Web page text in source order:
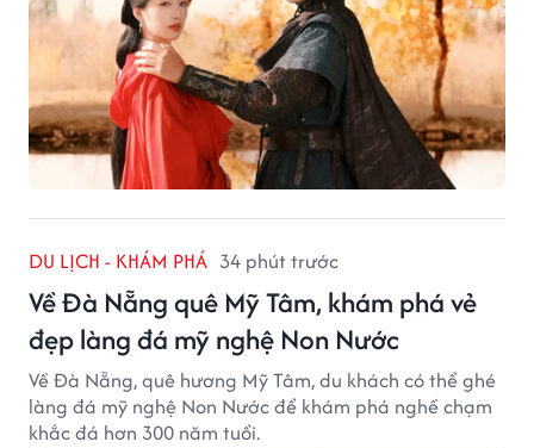
DU LỊCH - KHÁM PHÁ 34 phút trước
Về Đà Nẵng quê Mỹ Tâm, khám phá vẻ
đẹp làng đá mỹ nghệ Non Nước
Về Đà Nẵng, quê hương Mỹ Tâm, du khách có thể ghé
làng đá mỹ nghệ Non Nước để khám phá nghề chạm
khắc đá hơn 300 năm tuổi.